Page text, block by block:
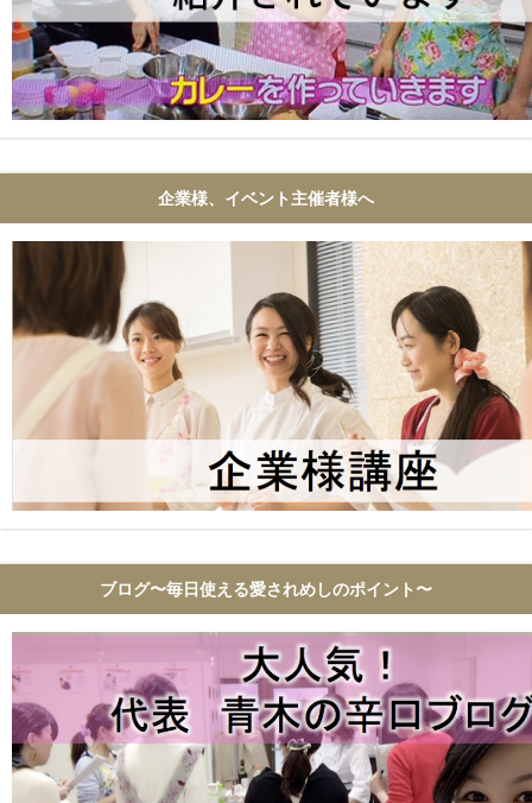
企業様、イベント主催者様へ
ブログ〜毎日使える愛されめしのポイント〜